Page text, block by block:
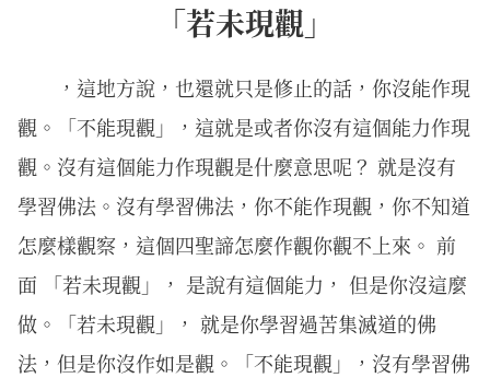
「若未現觀」
，這地方說，也還就只是修止的話，你沒能作現
觀。「不能現觀」，這就是或者你沒有這個能力作現
觀。沒有這個能力作現觀是什麼意思呢？ 就是沒有
學習佛法。沒有學習佛法，你不能作現觀，你不知道
怎麼樣觀察，這個四聖諦怎麼作觀你觀不上來。 前
面 「若未現觀」， 是說有這個能力， 但是你沒這麼
做。「若未現觀」， 就是你學習過苦集滅道的佛
法，但是你沒作如是觀。「不能現觀」，沒有學習佛